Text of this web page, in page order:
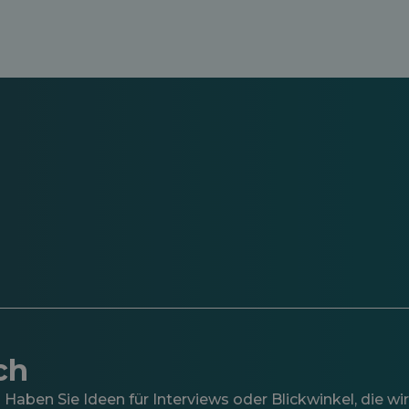
Sie Ideen für Interviews oder Blickwinkel, die